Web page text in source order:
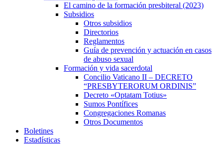
El camino de la formación presbiteral (2023)
Subsidios
Otros subsidios
Directorios
Reglamentos
Guía de prevención y actuación en casos
de abuso sexual
Formación y vida sacerdotal
Concilio Vaticano II – DECRETO
“PRESBYTERORUM ORDINIS”
Decreto «Optatam Totius»
Sumos Pontífices
Congregaciones Romanas
Otros Documentos
Boletines
Estadísticas